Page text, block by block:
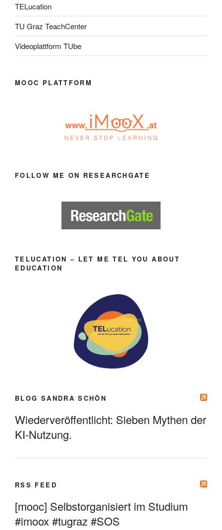
TELucation
TU Graz TeachCenter
Videoplattform TUbe
MOOC PLATTFORM
FOLLOW ME ON RESEARCHGATE
TELUCATION – LET ME TEL YOU ABOUT
EDUCATION
BLOG SANDRA SCHÖN
Wiederveröffentlicht: Sieben Mythen der
KI-Nutzung.
RSS FEED
[mooc] Selbstorganisiert im Studium
#imoox #tugraz #SOS